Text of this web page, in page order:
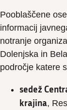
Pooblaščene
informacij
notranje
Dolenjska in
področje katere
sedež
krajina,